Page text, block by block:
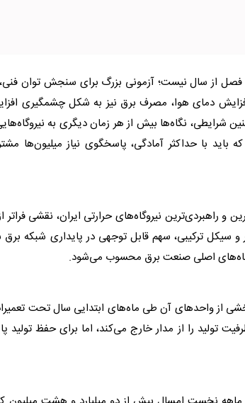
فصل از سال نیست؛ آزمونی بزرگ برای سنجش توان فنی،
دمای هوا، مصرف برق نیز به شکل چشمگیری
نگاه‌ها بیش از هر زمان دیگری به
باید با حداکثر آمادگی، پاسخگوی نیاز میلیون‌ها
و راهبردی‌ترین نیروگاه‌های حرارتی ایران، نقشی
و سیکل ترکیبی، سهم قابل توجهی در پایداری شبکه برق
اصلی صنعت برق محسوب می‌شود.
از واحدهای آن طی ماه‌های ابتدایی سال تحت
تولید را از مدار خارج می‌کند، اما برای حفظ تولید